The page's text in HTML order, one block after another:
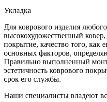
Укладка
Для коврового изделия
высокохудожественный
покрытие, качество того, как
основных факторов,
Правильно выполненный
эстетичность коврового
срок его службы.
Наши специалисты владеют